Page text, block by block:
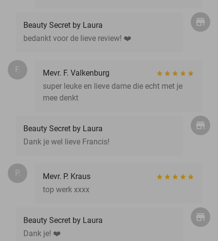
Beauty Secret by Laura
bedankt voor de lieve review! ❤️
F.
Mevr. F. Valkenburg
super leuke en lieve dame die echt met je
mee denkt
Beauty Secret by Laura
Dank je wel lieve Francis!
P.
Mevr. P. Kraus
top werk xxxx
Beauty Secret by Laura
Dank je! ❤️